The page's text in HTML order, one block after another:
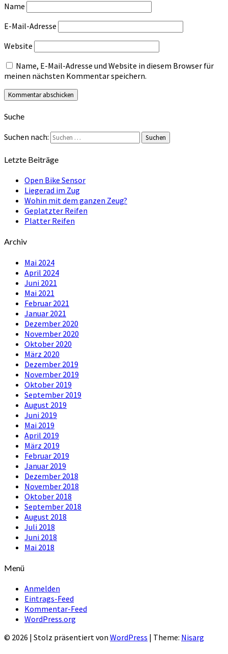
Name
E-Mail-Adresse
Website
Name, E-Mail-Adresse und Website in diesem Browser für
meinen nächsten Kommentar speichern.
Suche
Suchen nach: Suchen
Letzte Beiträge
Open Bike Sensor
Liegerad im Zug
Wohin mit dem ganzen Zeug?
Geplatzter Reifen
Platter Reifen
Archiv
Mai 2024
April 2024
Juni 2021
Mai 2021
Februar 2021
Januar 2021
Dezember 2020
November 2020
Oktober 2020
März 2020
Dezember 2019
November 2019
Oktober 2019
September 2019
August 2019
Juni 2019
Mai 2019
April 2019
März 2019
Februar 2019
Januar 2019
Dezember 2018
November 2018
Oktober 2018
September 2018
August 2018
Juli 2018
Juni 2018
Mai 2018
Menü
Anmelden
Eintrags-Feed
Kommentar-Feed
WordPress.org
© 2026 | Stolz präsentiert von WordPress | Theme: Nisarg